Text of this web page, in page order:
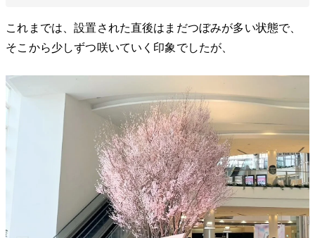
これまでは、設置された直後はまだつぼみが多い状態で、
そこから少しずつ咲いていく印象でしたが、